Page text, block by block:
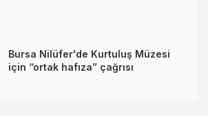
Bursa Nilüfer'de Kurtuluş Müzesi
için “ortak hafıza” çağrısı